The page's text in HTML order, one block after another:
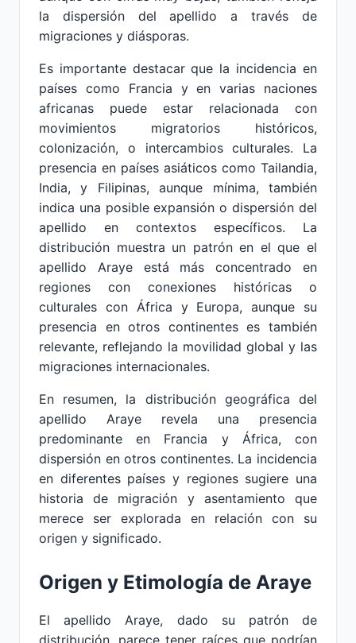
la dispersión del apellido a través de
migraciones y diásporas.
Es importante destacar que la incidencia en
países como Francia y en varias naciones
africanas puede estar relacionada con
movimientos migratorios históricos,
colonización, o intercambios culturales. La
presencia en países asiáticos como Tailandia,
India, y Filipinas, aunque mínima, también
indica una posible expansión o dispersión del
apellido en contextos específicos. La
distribución muestra un patrón en el que el
apellido Araye está más concentrado en
regiones con conexiones históricas o
culturales con África y Europa, aunque su
presencia en otros continentes es también
relevante, reflejando la movilidad global y las
migraciones internacionales.
En resumen, la distribución geográfica del
apellido Araye revela una presencia
predominante en Francia y África, con
dispersión en otros continentes. La incidencia
en diferentes países y regiones sugiere una
historia de migración y asentamiento que
merece ser explorada en relación con su
origen y significado.
Origen y Etimología de Araye
El apellido Araye, dado su patrón de
distribución, parece tener raíces que podrían